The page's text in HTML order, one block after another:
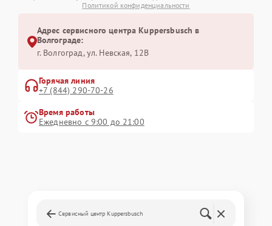
Политикой конфиденциальности
Адрес сервисного центра Kuppersbusch в
Волгограде:
г. Волгоград, ул. Невская, 12В
Горячая линия
+7 (844) 290-70-26
Время работы
Ежедневно с 9:00 до 21:00
Сервисный центр Kuppersbusch